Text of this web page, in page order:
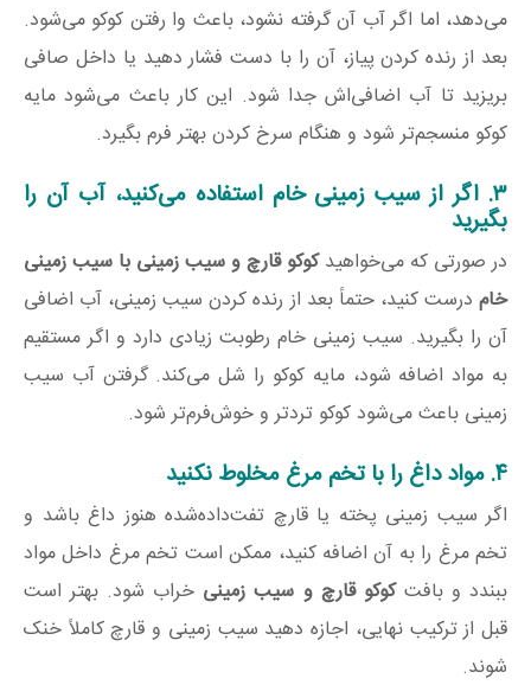
می‌دهد، اما اگر آب آن گرفته نشود، باعث وا رفتن کوکو می‌شود.
بعد از رنده کردن پیاز، آن را با دست فشار دهید یا داخل صافی
بریزید تا آب اضافی‌اش جدا شود. این کار باعث می‌شود مایه
کوکو منسجم‌تر شود و هنگام سرخ کردن بهتر فرم بگیرد.
۳. اگر از سیب زمینی خام استفاده می‌کنید، آب آن را
بگیرید
در صورتی که می‌خواهیدکوکو قارچ و سیب زمینی با سیب زمینی
خام درست کنید، حتماً بعد از رنده کردن سیب زمینی، آب اضافی
آن را بگیرید. سیب زمینی خام رطوبت زیادی دارد و اگر مستقیم
به مواد اضافه شود، مایه کوکو را شل می‌کند. گرفتن آب سیب
زمینی باعث می‌شود کوکو تردتر و خوش‌فرم‌تر شود.
۴. مواد داغ را با تخم مرغ مخلوط نکنید
اگر سیب زمینی پخته یا قارچ تفت‌داده‌شده هنوز داغ باشد و
تخم مرغ را به آن اضافه کنید، ممکن است تخم مرغ داخل مواد
ببندد و بافتکوکو قارچ و سیب زمینی خراب شود. بهتر است
قبل از ترکیب نهایی، اجازه دهید سیب زمینی و قارچ کاملاً خنک
شوند.